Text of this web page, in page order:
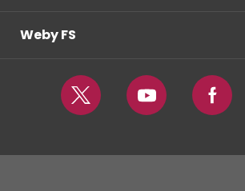
Weby FS
Twitter Youtube